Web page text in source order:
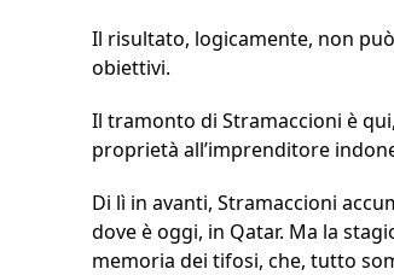
Il risultato, logicamente, non
obiettivi.
Il tramonto di Stramaccioni è
proprietà all’imprenditore
Di lì in avanti, Stramaccioni
dove è oggi, in Qatar. Ma la
memoria dei tifosi, che, tutto